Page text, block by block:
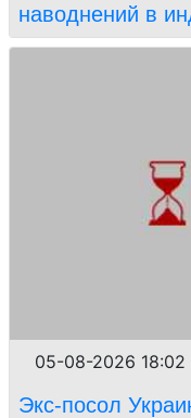
наводнений в
05-08-2026 18:02
Экс-посол